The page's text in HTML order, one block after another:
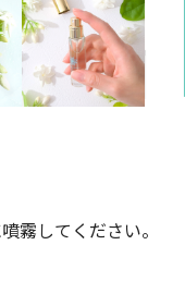
霧してください。